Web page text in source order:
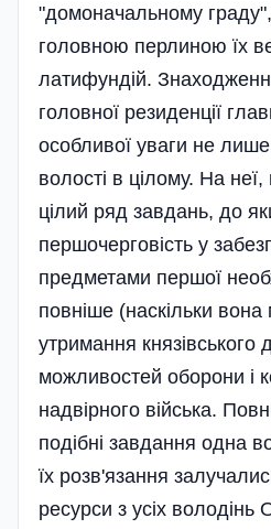
"домоначальному
головною перлиною їх
латифундій.
головної резиденції
особливої уваги не
волості в цілому. На
цілий ряд завдань, до
першочерговість у
предметами першої
повніше (наскільки
утримання князівського
можливостей оборони і
надвірного війська.
подібні завдання одна
їх розв'язання
ресурси з усіх володінь